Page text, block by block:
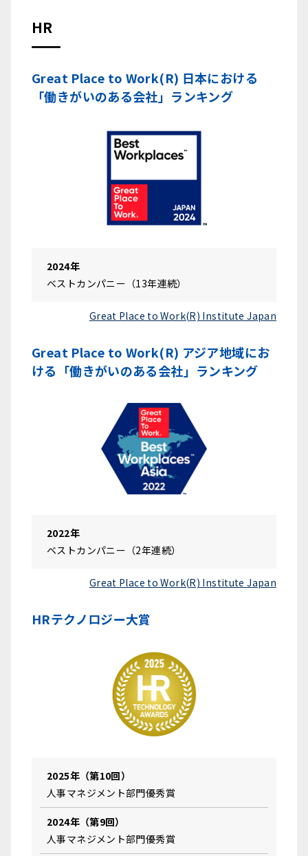
HR
Great Place to Work(R) 日本における
「働きがいのある会社」ランキング
2024年
ベストカンパニー（13年連続）
Great Place to Work(R) Institute Japan
Great Place to Work(R) アジア地域にお
ける「働きがいのある会社」ランキング
2022年
ベストカンパニー（2年連続）
Great Place to Work(R) Institute Japan
HRテクノロジー大賞
2025年（第10回）
人事マネジメント部門優秀賞
2024年（第9回）
人事マネジメント部門優秀賞